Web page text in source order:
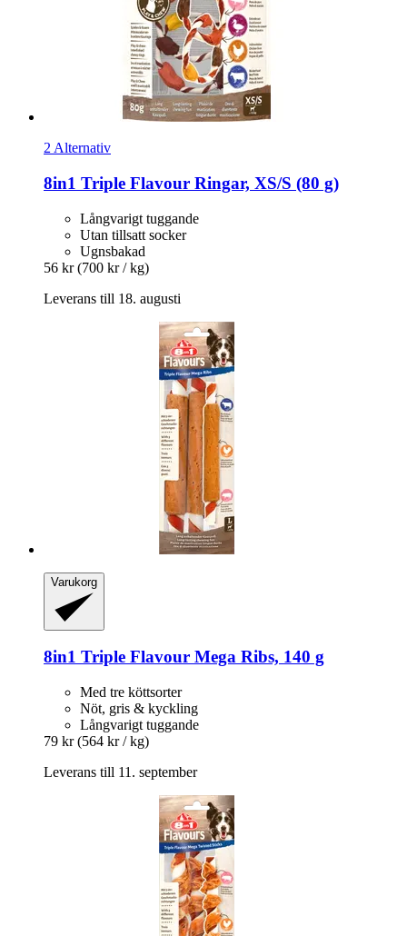
2 Alternativ
8in1 Triple Flavour Ringar, XS/S (80 g)
Långvarigt tuggande
Utan tillsatt socker
Ugnsbakad
56 kr (700 kr / kg)
Leverans till 18. augusti
Varukorg
8in1 Triple Flavour Mega Ribs, 140 g
Med tre köttsorter
Nöt, gris & kyckling
Långvarigt tuggande
79 kr (564 kr / kg)
Leverans till 11. september